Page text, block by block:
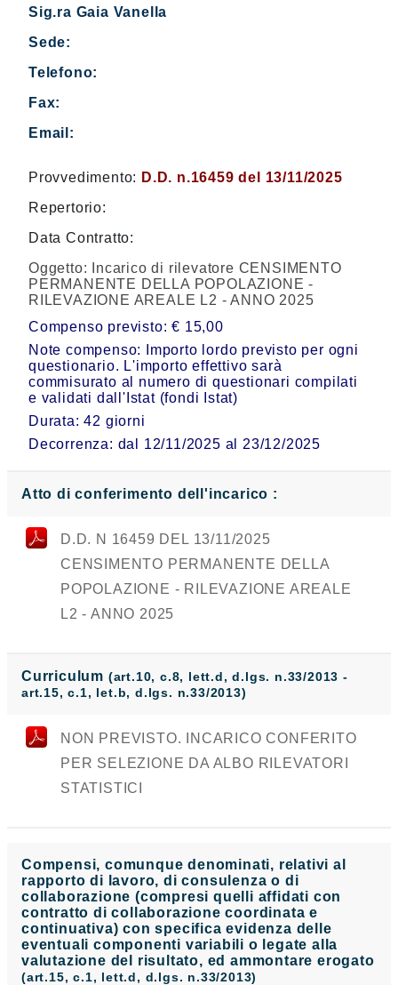
Sig.ra Gaia Vanella
Sede:
Telefono:
Fax:
Email:
Provvedimento: D.D. n.16459 del 13/11/2025
Repertorio:
Data Contratto:
Oggetto:
Incarico di rilevatore CENSIMENTO
PERMANENTE DELLA POPOLAZIONE -
RILEVAZIONE AREALE L2 - ANNO 2025
Compenso previsto: € 15,00
Note compenso: Importo lordo previsto per ogni
questionario. L'importo effettivo sarà
commisurato al numero di questionari compilati
e validati dall'Istat (fondi Istat)
Durata: 42 giorni
Decorrenza: dal 12/11/2025 al 23/12/2025
Atto di conferimento dell'incarico :
D.D. N 16459 DEL 13/11/2025
CENSIMENTO PERMANENTE DELLA
POPOLAZIONE - RILEVAZIONE AREALE
L2 - ANNO 2025
Curriculum (art.10, c.8, lett.d, d.lgs. n.33/2013 -
art.15, c.1, let.b, d.lgs. n.33/2013)
NON PREVISTO. INCARICO CONFERITO
PER SELEZIONE DA ALBO RILEVATORI
STATISTICI
Compensi, comunque denominati, relativi al
rapporto di lavoro, di consulenza o di
collaborazione (compresi quelli affidati con
contratto di collaborazione coordinata e
continuativa) con specifica evidenza delle
eventuali componenti variabili o legate alla
valutazione del risultato, ed ammontare erogato
(art.15, c.1, lett.d, d.lgs. n.33/2013)